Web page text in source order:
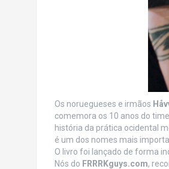
Os noruegueses e irmãos
comemora os 10 anos do
história da prática ocidental
é um dos nomes mais
O livro foi lançado de forma
Nós do FRRRKguys.com,